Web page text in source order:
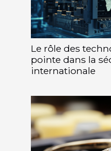
Le rôle des
pointe dans la
internationale